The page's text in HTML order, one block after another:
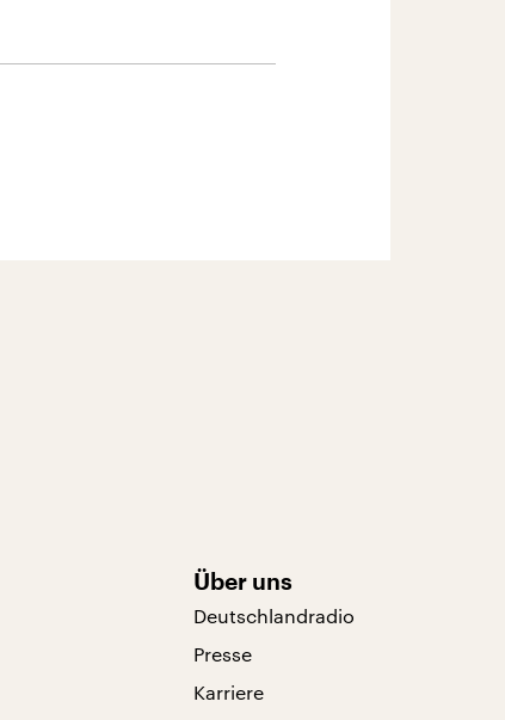
Über uns
Deutschlandradio
Presse
Karriere